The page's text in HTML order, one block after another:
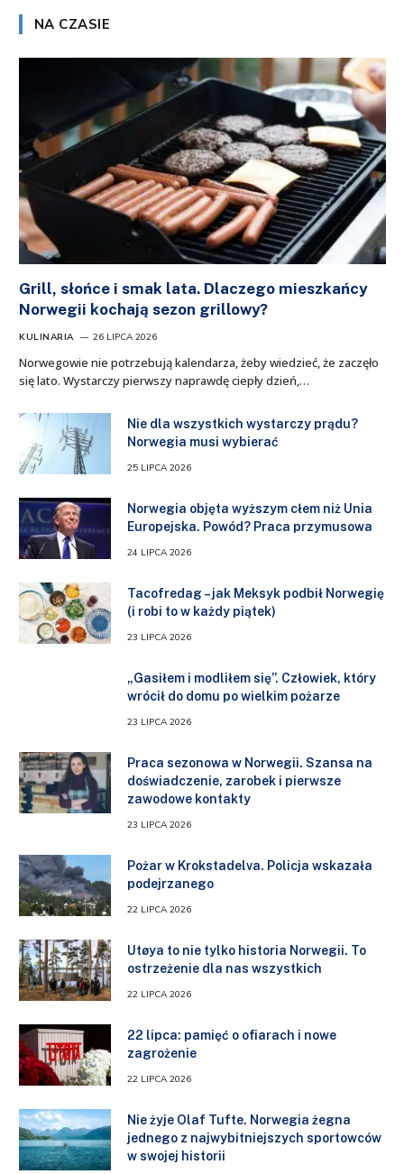
NA CZASIE
Grill, słońce i smak lata. Dlaczego mieszkańcy
Norwegii kochają sezon grillowy?
KULINARIA 26 LIPCA 2026
Norwegowie nie potrzebują kalendarza, żeby wiedzieć, że zaczęło
się lato. Wystarczy pierwszy naprawdę ciepły dzień,…
Nie dla wszystkich wystarczy prądu?
Norwegia musi wybierać
25 LIPCA 2026
Norwegia objęta wyższym cłem niż Unia
Europejska. Powód? Praca przymusowa
24 LIPCA 2026
Tacofredag – jak Meksyk podbił Norwegię
(i robi to w każdy piątek)
23 LIPCA 2026
„Gasiłem i modliłem się”. Człowiek, który
wrócił do domu po wielkim pożarze
23 LIPCA 2026
Praca sezonowa w Norwegii. Szansa na
doświadczenie, zarobek i pierwsze
zawodowe kontakty
23 LIPCA 2026
Pożar w Krokstadelva. Policja wskazała
podejrzanego
22 LIPCA 2026
Utøya to nie tylko historia Norwegii. To
ostrzeżenie dla nas wszystkich
22 LIPCA 2026
22 lipca: pamięć o ofiarach i nowe
zagrożenie
22 LIPCA 2026
Nie żyje Olaf Tufte. Norwegia żegna
jednego z najwybitniejszych sportowców
w swojej historii